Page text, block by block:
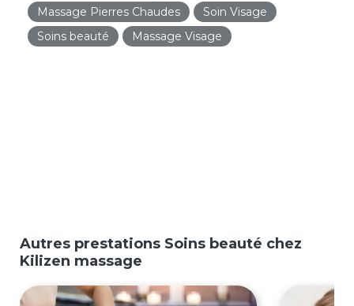
Massage Pierres Chaudes
Soin Visage
Soins beauté
Massage Visage
Autres prestations Soins beauté chez
Kilizen massage